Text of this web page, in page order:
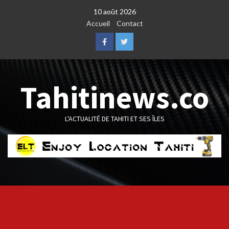
10 août 2026
Accueil
Contact
FacebookTwitter
Tahitinews.co
L'ACTUALITÉ DE TAHITI ET SES ÎLES